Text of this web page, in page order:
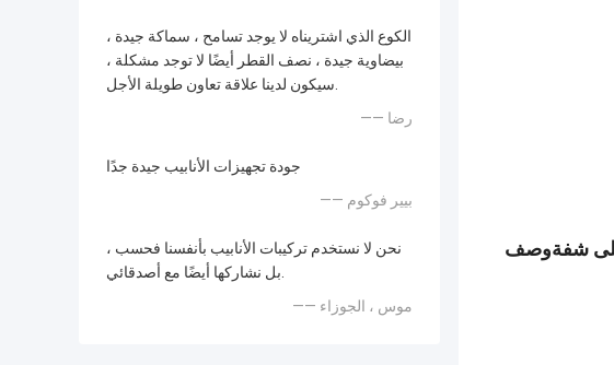
الكوع الذي اشتريناه لا يوجد تسامح ، سماكة جيدة ،
بيضاوية جيدة ، نصف القطر أيضًا لا توجد مشكلة ،
سيكون لدينا علاقة تعاون طويلة الأجل.
—— رضا
جودة تجهيزات الأنابيب جيدة جدًا
—— بيير فوكوم
نحن لا نستخدم تركيبات الأنابيب بأنفسنا فحسب ،
بل نشاركها أيضًا مع أصدقائي.
—— موس ، الجوزاء
وصف